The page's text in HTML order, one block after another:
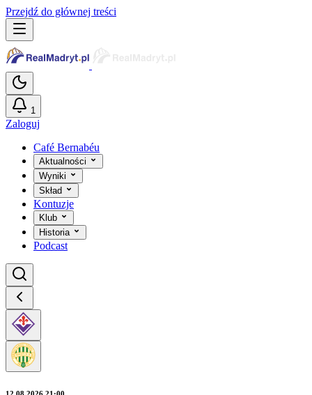
Przejdź do głównej treści
1
Zaloguj
Café Bernabéu
Aktualności
Wyniki
Skład
Kontuzje
Klub
Historia
Podcast